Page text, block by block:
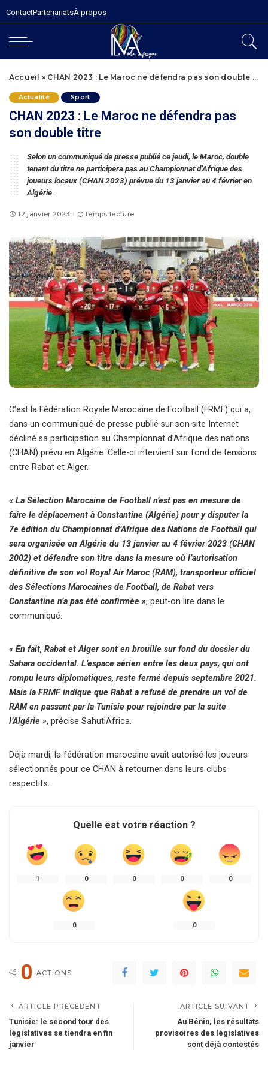
ContactPartenariatsÀ propos
Accueil » CHAN 2023 : Le Maroc ne défendra pas son double titre
Actualité Sport
CHAN 2023 : Le Maroc ne défendra pas
son double titre
Selon un communiqué de presse publié ce jeudi, le Maroc, double
tenant du titre ne participera pas au Championnat d’Afrique des
joueurs locaux (CHAN 2023) prévue du 13 janvier au 4 février en
Algérie.
12 janvier 2023 temps lecture
C’est la Fédération Royale Marocaine de Football (FRMF) qui a,
dans un communiqué de presse publié sur son site Internet
décliné sa participation au Championnat d’Afrique des nations
(CHAN) prévu en Algérie. Celle-ci intervient sur fond de tensions
entre Rabat et Alger.
« La Sélection Marocaine de Football n’est pas en mesure de
faire le déplacement à Constantine (Algérie) pour y disputer la
7e édition du Championnat d’Afrique des Nations de Football qui
sera organisée en Algérie du 13 janvier au 4 février 2023 (CHAN
2002) et défendre son titre dans la mesure où l’autorisation
définitive de son vol Royal Air Maroc (RAM), transporteur officiel
des Sélections Marocaines de Football, de Rabat vers
Constantine n’a pas été confirmée », peut-on lire dans le
communiqué.
« En fait, Rabat et Alger sont en brouille sur fond du dossier du
Sahara occidental. L’espace aérien entre les deux pays, qui ont
rompu leurs diplomatiques, reste fermé depuis septembre 2021.
Mais la FRMF indique que Rabat a refusé de prendre un vol de
RAM en passant par la Tunisie pour rejoindre par la suite
l’Algérie », précise SahutiAfrica.
Déjà mardi, la fédération marocaine avait autorisé les joueurs
sélectionnés pour ce CHAN à retourner dans leurs clubs
respectifs.
Quelle est votre réaction ?
1 0 0 0 0
0 0
0 ACTIONS
ARTICLE PRÉCÉDENT
Tunisie: le second tour des
législatives se tiendra en fin
janvier
ARTICLE SUIVANT
Au Bénin, les résultats
provisoires des législatives
sont déjà contestés